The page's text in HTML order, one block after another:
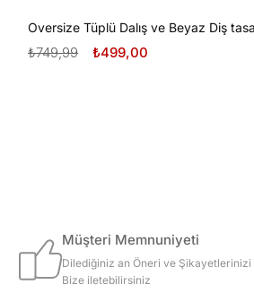
₺499,00
₺749,99
Müşteri Memnuniyeti
Dilediğiniz an Öneri ve Şikayetlerinizi
Bize iletebilirsiniz